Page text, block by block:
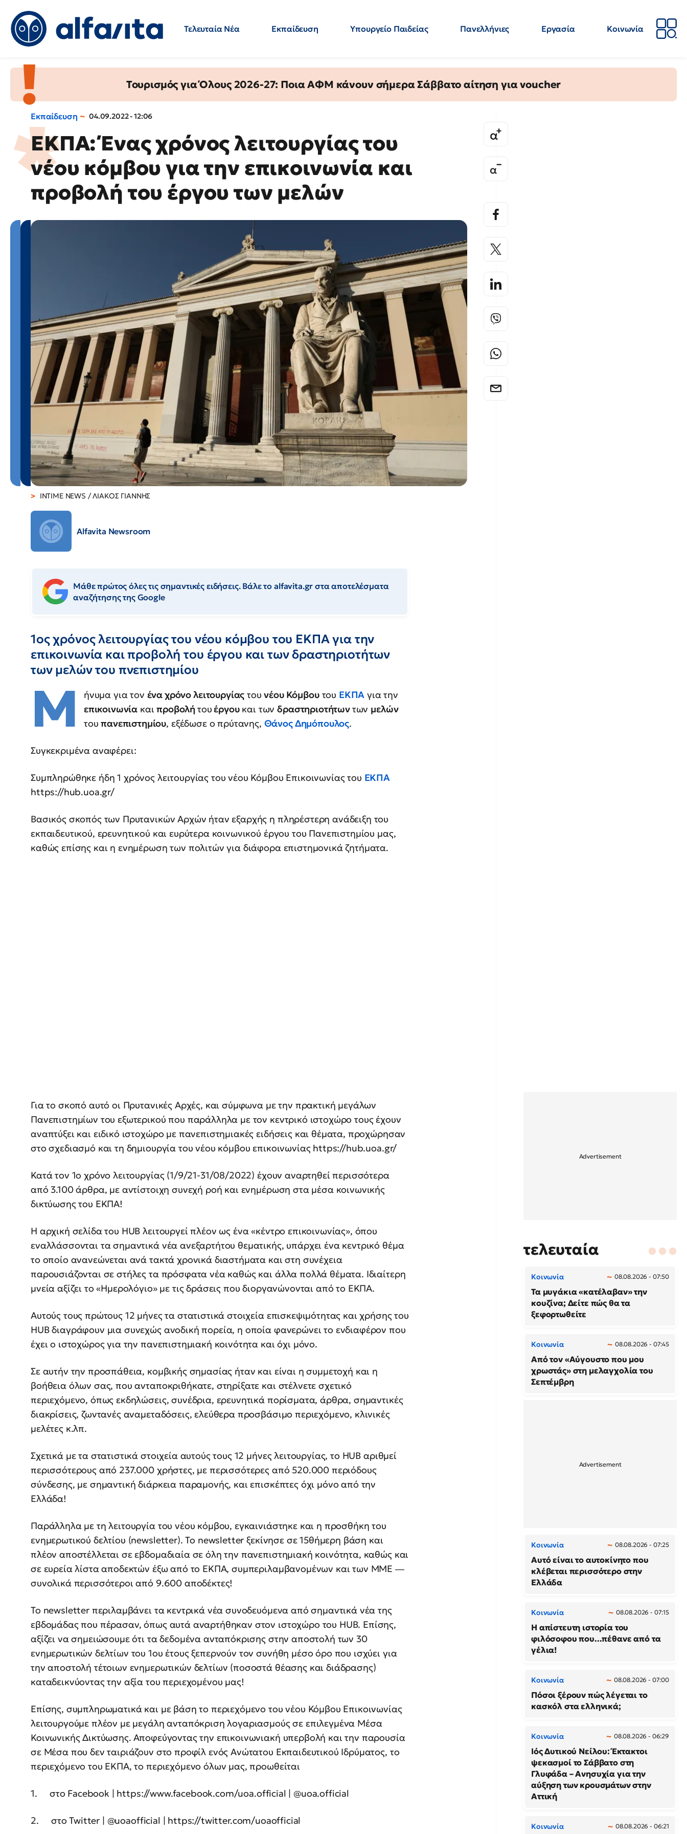
Τελευταία Νέα Εκπαίδευση Υπουργείο Παιδείας Πανελλήνιες Εργασία
Κοινωνία
Τουρισμός για Όλους 2026-27: Ποια ΑΦΜ κάνουν σήμερα Σάββατο αίτηση για voucher
Εκπαίδευση 04.09.2022 - 12:06
ΕΚΠΑ: Ένας χρόνος λειτουργίας του
νέου κόμβου για την επικοινωνία και
προβολή του έργου των μελών
INTIME NEWS / ΛΙΑΚΟΣ ΓΙΑΝΝΗΣ
Alfavita Newsroom
Μάθε πρώτος όλες τις σημαντικές ειδήσεις. Βάλε το alfavita.gr στα αποτελέσματα
αναζήτησης της Google
1ος χρόνος λειτουργίας του νέου κόμβου του ΕΚΠΑ για την
επικοινωνία και προβολή του έργου και των δραστηριοτήτων
των μελών του πνεπιστημίου
Μ ήνυμα για τον ένα χρόνο λειτουργίας τουνέου Κόμβουτου ΕΚΠΑ για την
επικοινωνία καιπροβολήτουέργουκαι τωνδραστηριοτήτωντων μελών
τουπανεπιστημίου, εξέδωσε ο πρύτανης, Θάνος Δημόπουλος.
Συγκεκριμένα αναφέρει:
Συμπληρώθηκε ήδη 1 χρόνος λειτουργίας του νέου Κόμβου Επικοινωνίας του ΕΚΠΑ
https://hub.uoa.gr/
Βασικός σκοπός των Πρυτανικών Αρχών ήταν εξαρχής η πληρέστερη ανάδειξη του
εκπαιδευτικού, ερευνητικού και ευρύτερα κοινωνικού έργου του Πανεπιστημίου μας,
καθώς επίσης και η ενημέρωση των πολιτών για διάφορα επιστημονικά ζητήματα.
Για το σκοπό αυτό οι Πρυτανικές Αρχές, και σύμφωνα με την πρακτική μεγάλων
Πανεπιστημίων του εξωτερικού που παράλληλα με τον κεντρικό ιστοχώρο τους έχουν
αναπτύξει και ειδικό ιστοχώρο με πανεπιστημιακές ειδήσεις και θέματα, προχώρησαν
στο σχεδιασμό και τη δημιουργία του νέου κόμβου επικοινωνίας https://hub.uoa.gr/
Κατά τον 1ο χρόνο λειτουργίας (1/9/21-31/08/2022) έχουν αναρτηθεί περισσότερα
από 3.100 άρθρα, με αντίστοιχη συνεχή ροή και ενημέρωση στα μέσα κοινωνικής
δικτύωσης του ΕΚΠΑ!
Η αρχική σελίδα του HUB λειτουργεί πλέον ως ένα «κέντρο επικοινωνίας», όπου
εναλλάσσονται τα σημαντικά νέα ανεξαρτήτου θεματικής, υπάρχει ένα κεντρικό θέμα
το οποίο ανανεώνεται ανά τακτά χρονικά διαστήματα και στη συνέχεια
παρουσιάζονται σε στήλες τα πρόσφατα νέα καθώς και άλλα πολλά θέματα. Ιδιαίτερη
μνεία αξίζει το «Ημερολόγιο» με τις δράσεις που διοργανώνονται από το ΕΚΠΑ.
Αυτούς τους πρώτους 12 μήνες τα στατιστικά στοιχεία επισκεψιμότητας και χρήσης του
HUB διαγράφουν μια συνεχώς ανοδική πορεία, η οποία φανερώνει το ενδιαφέρον που
έχει ο ιστοχώρος για την πανεπιστημιακή κοινότητα και όχι μόνο.
Σε αυτήν την προσπάθεια, κομβικής σημασίας ήταν και είναι η συμμετοχή και η
βοήθεια όλων σας, που ανταποκριθήκατε, στηρίξατε και στέλνετε σχετικό
περιεχόμενο, όπως εκδηλώσεις, συνέδρια, ερευνητικά πορίσματα, άρθρα, σημαντικές
διακρίσεις, ζωντανές αναμεταδόσεις, ελεύθερα προσβάσιμο περιεχόμενο, κλινικές
μελέτες κ.λπ.
Σχετικά με τα στατιστικά στοιχεία αυτούς τους 12 μήνες λειτουργίας, το HUB αριθμεί
περισσότερους από 237.000 χρήστες, με περισσότερες από 520.000 περιόδους
σύνδεσης, με σημαντική διάρκεια παραμονής, και επισκέπτες όχι μόνο από την
Ελλάδα!
Παράλληλα με τη λειτουργία του νέου κόμβου, εγκαινιάστηκε και η προσθήκη του
ενημερωτικού δελτίου (newsletter). Το newsletter ξεκίνησε σε 15θήμερη βάση και
πλέον αποστέλλεται σε εβδομαδιαία σε όλη την πανεπιστημιακή κοινότητα, καθώς και
σε ευρεία λίστα αποδεκτών έξω από το ΕΚΠΑ, συμπεριλαμβανομένων και των ΜΜΕ ―
συνολικά περισσότεροι από 9.600 αποδέκτες!
Το newsletter περιλαμβάνει τα κεντρικά νέα συνοδευόμενα από σημαντικά νέα της
εβδομάδας που πέρασαν, όπως αυτά αναρτήθηκαν στον ιστοχώρο του HUB. Επίσης,
αξίζει να σημειώσουμε ότι τα δεδομένα ανταπόκρισης στην αποστολή των 30
ενημερωτικών δελτίων του 1ου έτους ξεπερνούν τον συνήθη μέσο όρο που ισχύει για
την αποστολή τέτοιων ενημερωτικών δελτίων (ποσοστά θέασης και διάδρασης)
καταδεικνύοντας την αξία του περιεχομένου μας!
Επίσης, συμπληρωματικά και με βάση το περιεχόμενο του νέου Κόμβου Επικοινωνίας
λειτουργούμε πλέον με μεγάλη ανταπόκριση λογαριασμούς σε επιλεγμένα Μέσα
Κοινωνικής Δικτύωσης. Αποφεύγοντας την επικοινωνιακή υπερβολή και την παρουσία
σε Μέσα που δεν ταιριάζουν στο προφίλ ενός Ανώτατου Εκπαιδευτικού Ιδρύματος, το
περιεχόμενο του ΕΚΠΑ, το περιεχόμενο όλων μας, προωθείται
1. στο Facebook | https://www.facebook.com/uoa.official | @uoa.official
2. στο Twitter | @uoaofficial | https://twitter.com/uoaofficial
τελευταία
Κοινωνία 08.08.2026 - 07:50
Τα μυγάκια «κατέλαβαν» την
κουζίνα; Δείτε πώς θα τα
ξεφορτωθείτε
Κοινωνία 08.08.2026 - 07:45
Από τον «Αύγουστο που μου
χρωστάς» στη μελαγχολία του
Σεπτέμβρη
Κοινωνία 08.08.2026 - 07:25
Αυτό είναι το αυτοκίνητο που
κλέβεται περισσότερο στην
Ελλάδα
Κοινωνία 08.08.2026 - 07:15
Η απίστευτη ιστορία του
φιλόσοφου που...πέθανε από τα
γέλια!
Κοινωνία 08.08.2026 - 07:00
Πόσοι ξέρουν πώς λέγεται το
κασκόλ στα ελληνικά;
Κοινωνία 08.08.2026 - 06:29
Ιός Δυτικού Νείλου: Έκτακτοι
ψεκασμοί το Σάββατο στη
Γλυφάδα – Ανησυχία για την
αύξηση των κρουσμάτων στην
Αττική
Κοινωνία 08.08.2026 - 06:21